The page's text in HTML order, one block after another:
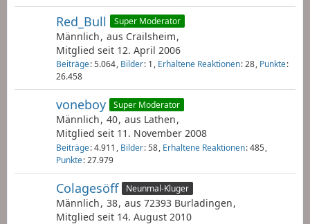
Red_Bull Super Moderator
Männlich aus Crailsheim
Mitglied seit 12. April 2006
Beiträge 5.064 Bilder 1 Erhaltene Reaktionen 28 Punkte
26.458
voneboy Super Moderator
Männlich 40 aus Lathen
Mitglied seit 11. November 2008
Beiträge 4.911 Bilder 58 Erhaltene Reaktionen 485
Punkte 27.979
Colagesöff Neunmal-Kluger
Männlich 38 aus 72393 Burladingen
Mitglied seit 14. August 2010